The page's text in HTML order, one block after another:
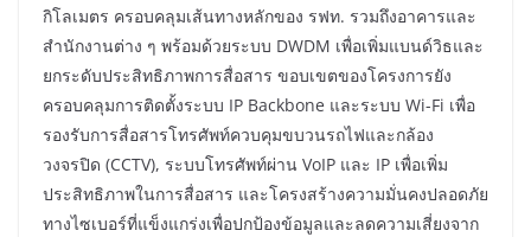
กิโลเมตร ครอบคลุมเส้นทางหลักของ รฟท. รวมถึงอาคารและ
สำนักงานต่าง ๆ พร้อมด้วยระบบ DWDM เพื่อเพิ่มแบนด์วิธและ
ยกระดับประสิทธิภาพการสื่อสาร ขอบเขตของโครงการยัง
ครอบคลุมการติดตั้งระบบ IP Backbone และระบบ Wi-Fi เพื่อ
รองรับการสื่อสารโทรศัพท์ควบคุมขบวนรถไฟและกล้อง
วงจรปิด (CCTV), ระบบโทรศัพท์ผ่าน VoIP และ IP เพื่อเพิ่ม
ประสิทธิภาพในการสื่อสาร และโครงสร้างความมั่นคงปลอดภัย
ทางไซเบอร์ที่แข็งแกร่งเพื่อปกป้องข้อมูลและลดความเสี่ยงจาก